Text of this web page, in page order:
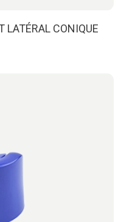
LATÉRAL CONIQUE